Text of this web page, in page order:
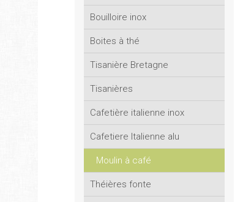
Bouilloire inox
Boites à thé
Tisanière Bretagne
Tisanières
Cafetière italienne inox
Cafetiere Italienne alu
Moulin à café
Théières fonte